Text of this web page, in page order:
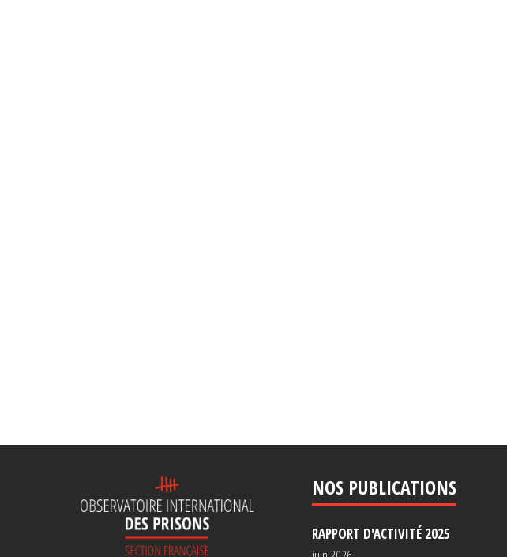
NOS PUBLICATIONS
RAPPORT D'ACTIVITÉ 2025